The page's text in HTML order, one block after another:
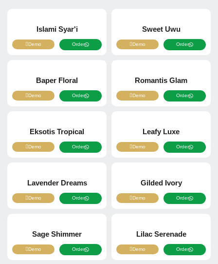
Islami Syar'i
Demo Order
Sweet Uwu
Demo Order
Baper Floral
Demo Order
Romantis Glam
Demo Order
Eksotis Tropical
Demo Order
Leafy Luxe
Demo Order
Lavender Dreams
Demo Order
Gilded Ivory
Demo Order
Sage Shimmer
Demo Order
Lilac Serenade
Demo Order